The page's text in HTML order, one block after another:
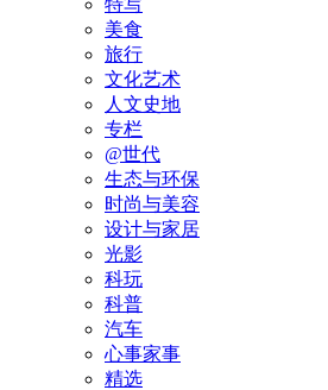
特写
美食
旅行
文化艺术
人文史地
专栏
@世代
生态与环保
时尚与美容
设计与家居
光影
科玩
科普
汽车
心事家事
精选